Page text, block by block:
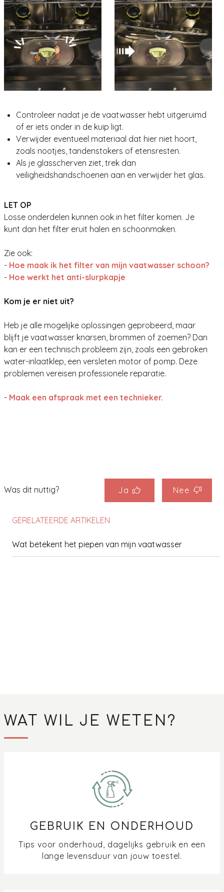
Controleer nadat je de vaatwasser hebt uitgeruimd
of er iets onder in de kuip ligt.
Verwijder eventueel materiaal dat hier niet hoort,
zoals nootjes, tandenstokers of etensresten.
Als je glasscherven ziet, trek dan
veiligheidshandschoenen aan en verwijder het glas.
LET OP
Losse onderdelen kunnen ook in het filter komen. Je
kunt dan het filter eruit halen en schoonmaken.
Zie ook:
- Hoe maak ik het filter van mijn vaatwasser schoon?
- Hoe werkt het anti-slurpkapje
Kom je er niet uit?
Heb je alle mogelijke oplossingen geprobeerd, maar
blijft je vaatwasser knarsen, brommen of zoemen? Dan
kan er een technisch probleem zijn, zoals een gebroken
water-inlaatklep, een versleten motor of pomp. Deze
problemen vereisen professionele reparatie.
- Maak een afspraak met een technieker.
Was dit nuttig? Ja Nee
GERELATEERDE ARTIKELEN
Wat betekent het piepen van mijn vaatwasser
WAT WIL JE WETEN?
GEBRUIK EN ONDERHOUD
Tips voor onderhoud, dagelijks gebruik en een
lange levensduur van jouw toestel.